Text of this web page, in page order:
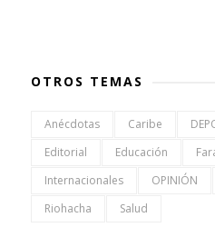
OTROS TEMAS
Anécdotas Caribe
Editorial
Educación
Internacionales
OPINIÓN
Riohacha
Salud